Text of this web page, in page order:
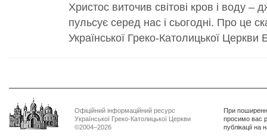
Христос виточив світові кров і воду –
пульсує серед нас і сьогодні. Про це
Української Греко-Католицької
Офіційний інформаційний ресурс
Української Греко-Католицької Церкви
©2004–2026
При
просимо вас
публікації на